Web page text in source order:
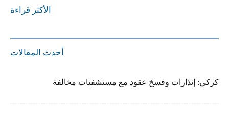
الأكثر قراءة
أحدث المقالات
كركي: إنذارات وفسخ عقود مع مستشفيات مخالفة